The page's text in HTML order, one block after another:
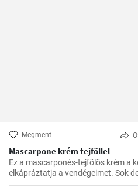
Megment
Mascarpone krém tejföllel
Ez a mascarponés-tejfölös krém a
elkápráztatja a vendégeimet. Sok
tökéletes kísérő, de